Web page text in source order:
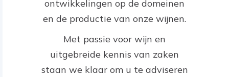
ontwikkelingen op de domeinen
en de productie van onze wijnen.
Met passie voor wijn en
uitgebreide kennis van zaken
staan we klaar om u te adviseren